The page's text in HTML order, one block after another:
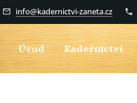
info@kadernictvi-zaneta.cz
Úvod Kadeřnictví